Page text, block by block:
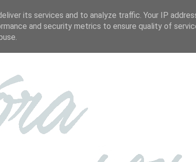
its services and to analyze traffic. Your IP
and security metrics to ensure quality of